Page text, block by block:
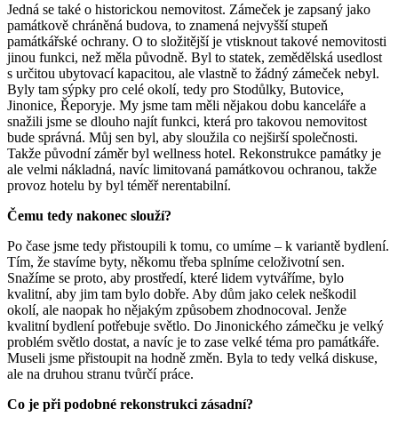
Jedná se také o historickou nemovitost. Zámeček je zapsaný jako
památkově chráněná budova, to znamená nejvyšší stupeň
památkářské ochrany. O to složitější je vtisknout takové nemovitosti
jinou funkci, než měla původně. Byl to statek, zemědělská usedlost
s určitou ubytovací kapacitou, ale vlastně to žádný zámeček nebyl.
Byly tam sýpky pro celé okolí, tedy pro Stodůlky, Butovice,
Jinonice, Řeporyje. My jsme tam měli nějakou dobu kanceláře a
snažili jsme se dlouho najít funkci, která pro takovou nemovitost
bude správná. Můj sen byl, aby sloužila co nejširší společnosti.
Takže původní záměr byl wellness hotel. Rekonstrukce památky je
ale velmi nákladná, navíc limitovaná památkovou ochranou, takže
provoz hotelu by byl téměř nerentabilní.
Čemu tedy nakonec slouží?
Po čase jsme tedy přistoupili k tomu, co umíme – k variantě bydlení.
Tím, že stavíme byty, někomu třeba splníme celoživotní sen.
Snažíme se proto, aby prostředí, které lidem vytváříme, bylo
kvalitní, aby jim tam bylo dobře. Aby dům jako celek neškodil
okolí, ale naopak ho nějakým způsobem zhodnocoval. Jenže
kvalitní bydlení potřebuje světlo. Do Jinonického zámečku je velký
problém světlo dostat, a navíc je to zase velké téma pro památkáře.
Museli jsme přistoupit na hodně změn. Byla to tedy velká diskuse,
ale na druhou stranu tvůrčí práce.
Co je při podobné rekonstrukci zásadní?